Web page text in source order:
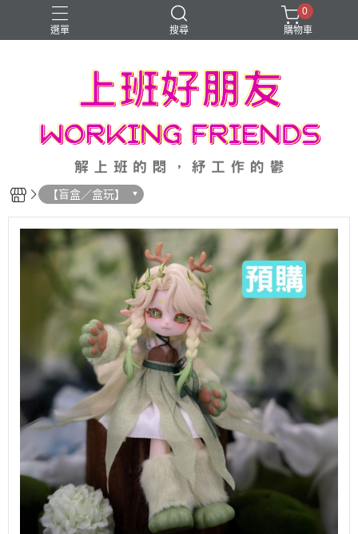
選單 搜尋
三麗鷗 Sanrio 可動人偶
泡泡瑪特 POPMART
玩具總動員 TOY STORY
迪士尼 DISNEY
0
購物車
【盲盒／盒玩】